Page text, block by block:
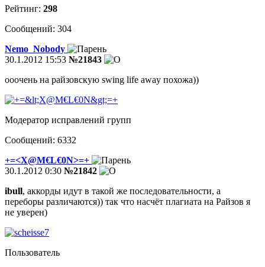
Рейтинг: 298
Сообщений: 304
Nemo_Nobody
30.1.2012 15:53 №21843
ооочень на райзовскую swing life away похожа))
Модератор исправлений групп
Сообщений: 6332
+=<X@M€L€0N>=+
30.1.2012 0:30 №21842
ibull, аккорды идут в такой же последовательности, а
переборы различаются)) так что насчёт плагиата на Райзов я
не уверен)
Пользователь